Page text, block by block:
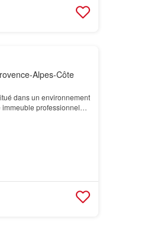
Alpes-Côte
dans un environnement
professionnel